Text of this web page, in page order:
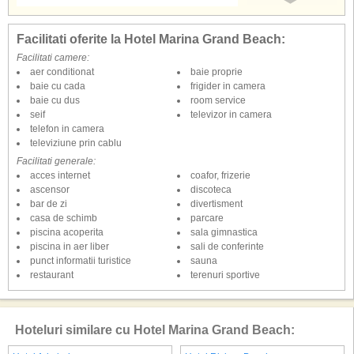
restaurant principal cu 285 de locuri in interior si 2 terase cu vedere
panoramica, scaune inalte in restaurant (copii)
lobby bar
bar la piscina
patiserie
bar Mezzanine
restaurant cu terasa
piscina interioara
piscina in aer liber pentru adulti, piscina exterioara separata pentru copii;
depozit
fitness
tenis de masa
sala de squash
programe de animatie pentru adulti (6 zile/saptamana), programe de
animatie pentru copii (de 6 ori pe saptamana, 4 - 12 ani)
mini Club (de 6 ori pe saptamana, 4 - 12 ani)
servicii de bona (4 - 12 ani, contra cost, necesita rezervare)
Wi-Fi in lobby
room service (contra cost)
biliard
masaj
centru Spa: sauna, baie de aburi, camera de zapada, camera de sare,
Facilitati oferite la Hotel Marina Grand Beach:
Facilitati camere:
aer conditionat
baie cu cada
baie cu dus
baie proprie
frigider in camera
room service
seif
telefon in camera
televiziune prin cablu
televizor in camera
Facilitati generale:
acces internet
ascensor
bar de zi
casa de schimb
coafor, frizerie
discoteca
divertisment
parcare
piscina acoperita
piscina in aer liber
punct informatii turistice
restaurant
sala gimnastica
sali de conferinte
sauna
terenuri sportive
Hoteluri similare cu Hotel Marina Grand Beach: